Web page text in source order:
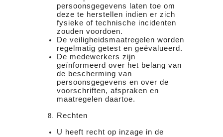
persoonsgegevens laten toe om
deze te herstellen indien er zich
fysieke of technische incidenten
zouden voordoen.
De veiligheidsmaatregelen worden
regelmatig getest en geëvalueerd.
De medewerkers zijn
geïnformeerd over het belang van
de bescherming van
persoonsgegevens en over de
voorschriften, afspraken en
maatregelen daartoe.
Rechten
U heeft recht op inzage in de